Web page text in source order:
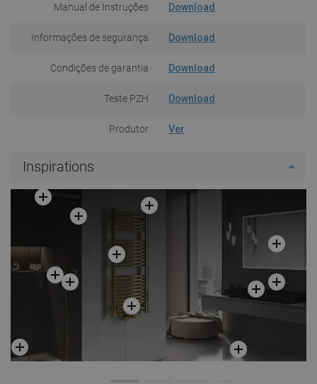
Manual de Instruções Download
Informações de segurança Download
Condições de garantia Download
Teste PZH Download
Produtor Ver
Inspirations